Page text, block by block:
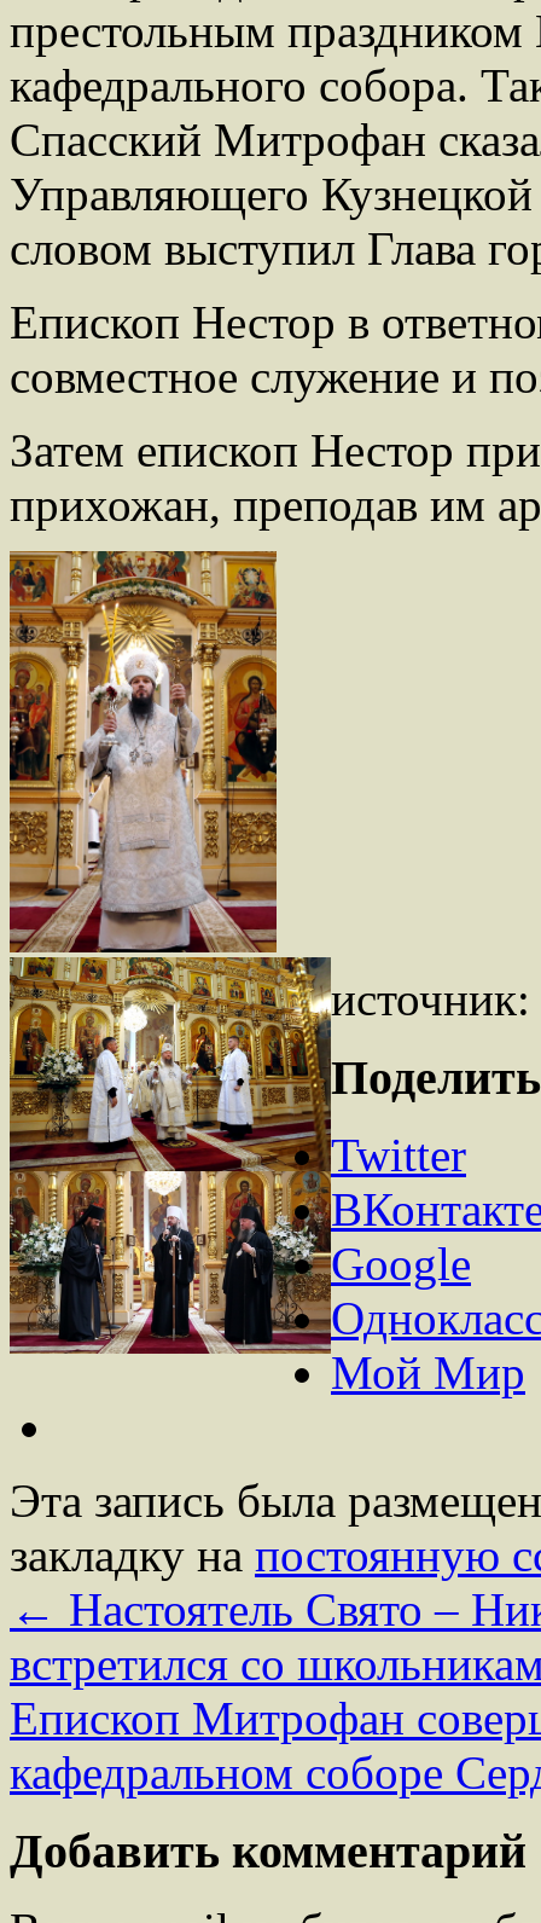
престольным праздником
кафедрального собора.
Спасский Митрофан
Управляющего
словом выступил Глава
Епископ Нестор в
совместное служение и
Затем епископ Нестор
прихожан, преподав им
источник:
Twitter
Google
Мой Мир
Эта запись была
закладку на постоянную
← Настоятель Свято –
встретился со
Епископ Митрофан
кафедральном соборе
Добавить комментарий